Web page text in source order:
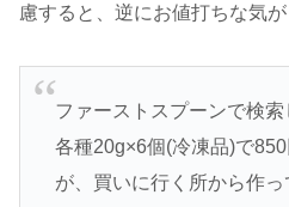
慮すると、逆にお値打ちな気が
ファーストスプーンで検
各種20g×6個(冷凍品)で
が、買いに行く所から作